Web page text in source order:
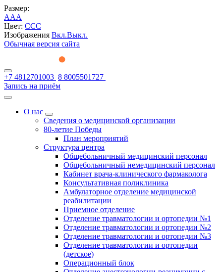
Размер:
AAA
Цвет: CCC
Изображения Вкл.Выкл.
Обычная версия сайта
+7 4812701003 8 8005501727
Запись на приём
О нас
Сведения о медицинской организации
80-летие Победы
План мероприятий
Структура центра
Общебольничный медицинский персонал
Общебольничный немедицинский персонал
Кабинет врача-клинического фармаколога
Консультативная поликлиника
Амбулаторное отделение медицинской
реабилитации
Приемное отделение
Отделение травматологии и ортопедии №1
Отделение травматологии и ортопедии №2
Отделение травматологии и ортопедии №3
Отделение травматологии и ортопедии
(детское)
Операционный блок